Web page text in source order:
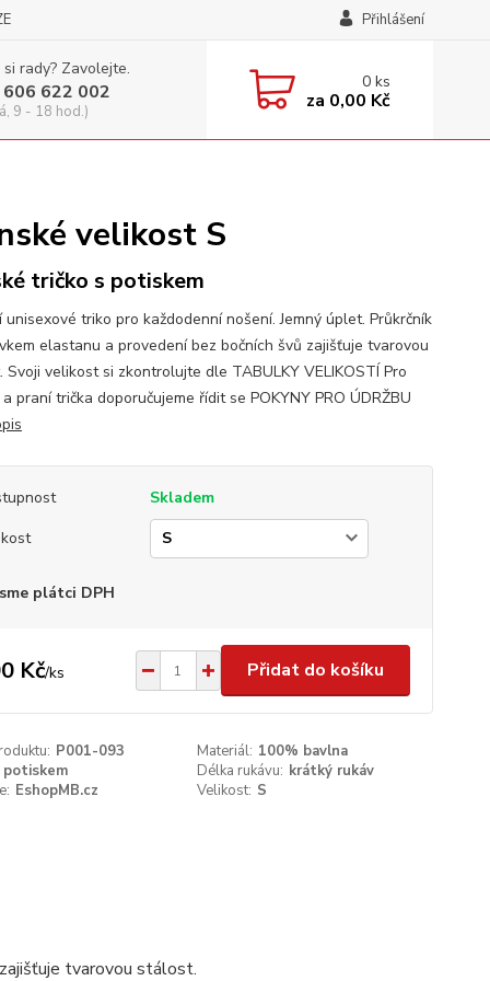
Přihlášení
rady? Zavolejte.
622 002
9 - 18 hod.)
0ks
za 0,00 Kč
velikost S
tričko s potiskem
unisexové triko pro každodenní nošení. Jemný úplet. Průkrčník
elastanu a provedení bez bočních švů zajišťuje tvarovou
Svoji velikost si zkontrolujte dle TABULKY VELIKOSTÍ Pro
praní trička doporučujeme řídit se POKYNY PRO ÚDRŽBU
Skladem
plátci DPH
Kč/ks Přidat do košíku
P001-093 Materiál: 100% bavlna
potiskem
Délka rukávu: krátký rukáv
EshopMB.cz Velikost: S
tvarovou stálost.